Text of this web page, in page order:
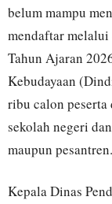
belum mampu
mendaftar
Tahun Ajaran
Kebudayaan
ribu calon
sekolah negeri
maupun pesantren.
Kepala Dinas